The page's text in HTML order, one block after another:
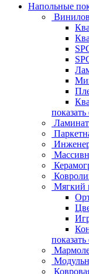
Напольные
Ламинат
Мягкий